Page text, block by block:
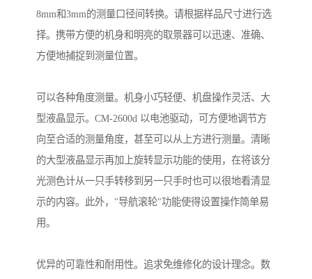
8mm和3mm的测量口径间转换。请根据样品尺寸进行选
择。携带方便的机身和明亮的取景器可以迅速、准确、
方便地捕捉到测量位置。
可以各种角度测量。机身小巧轻便、机盘操作灵活、大
型液晶显示。CM-2600d 以电池驱动，可方便地调节方
向至合适的测量角度，甚至可以从上方进行测量。清晰
的大型液晶显示再加上旋转显示功能的使用，在将该分
光测色计从一只手转移到另一只手时也可以很地看清显
示的内容。此外，"导航滚轮"功能使得设置操作简单易
用。
优异的可靠性和耐用性。追求免维修化的设计理念。数